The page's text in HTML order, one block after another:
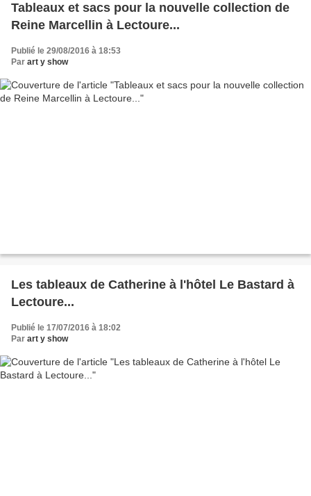
Tableaux et sacs pour la nouvelle collection de
Reine Marcellin à Lectoure...
Publié le 29/08/2016 à 18:53
Par art y show
Les tableaux de Catherine à l'hôtel Le Bastard à
Lectoure...
Publié le 17/07/2016 à 18:02
Par art y show